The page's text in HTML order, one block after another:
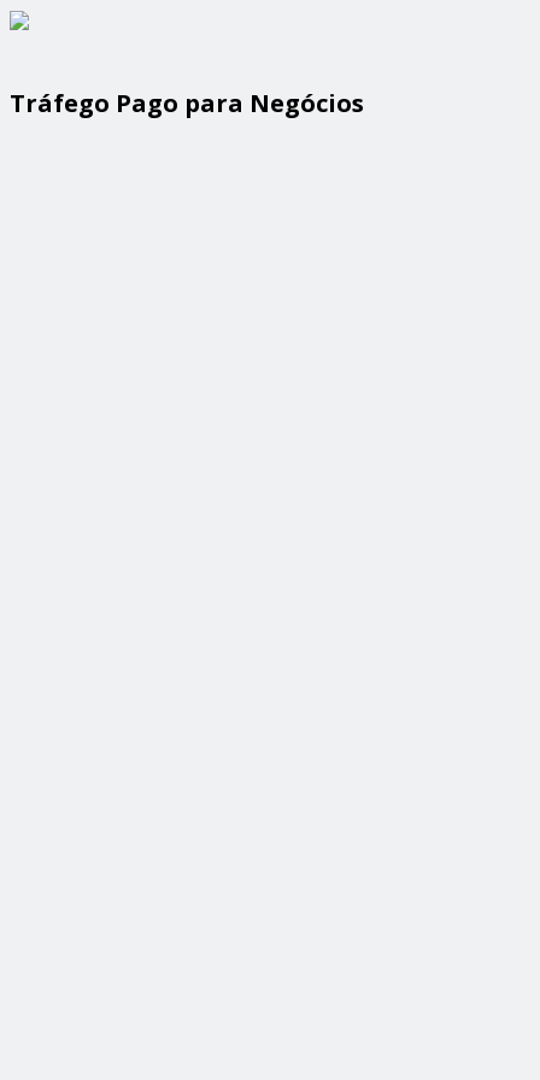
Tráfego Pago para Negócios